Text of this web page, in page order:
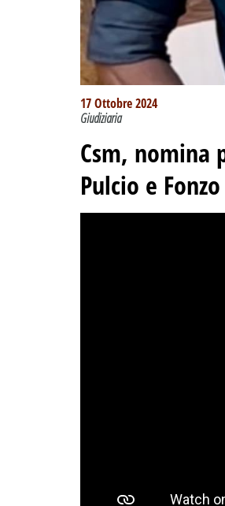
17 Ottobre 2024
Giudiziaria
Csm, nomina
Pulcio e